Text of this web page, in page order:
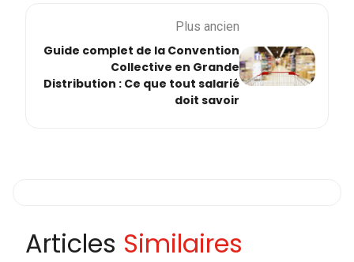
Plus ancien
Guide complet de la Convention
Collective en Grande
Distribution : Ce que tout salarié
doit savoir
Articles Similaires